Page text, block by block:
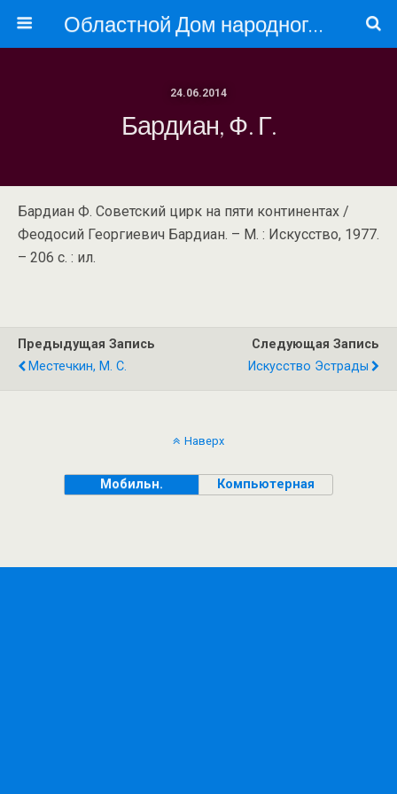
Областной Дом народного творчества
24.06.2014
Бардиан, Ф. Г.
Бардиан Ф. Советский цирк на пяти континентах /
Феодосий Георгиевич Бардиан. – М. : Искусство, 1977.
– 206 с. : ил.
Предыдущая Запись
Местечкин, М. С.
Следующая Запись
Искусство Эстрады
Наверх
Мобильн. Компьютерная